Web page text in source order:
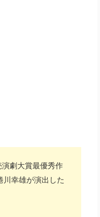
劇大賞最優秀作
幸雄が演出した